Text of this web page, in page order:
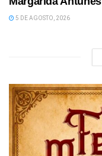
5 DE AGOSTO, 2026